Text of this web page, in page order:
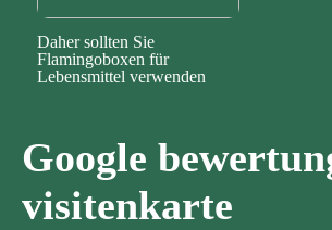
Daher sollten Sie
Flamingoboxen für
Lebensmittel verwenden
Google
visitenkarte